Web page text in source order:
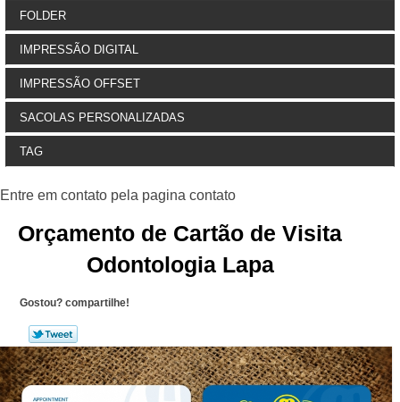
FOLDER
IMPRESSÃO DIGITAL
IMPRESSÃO OFFSET
SACOLAS PERSONALIZADAS
TAG
Orçamento de Cartão de Visita
Odontologia Lapa
Gostou? compartilhe!